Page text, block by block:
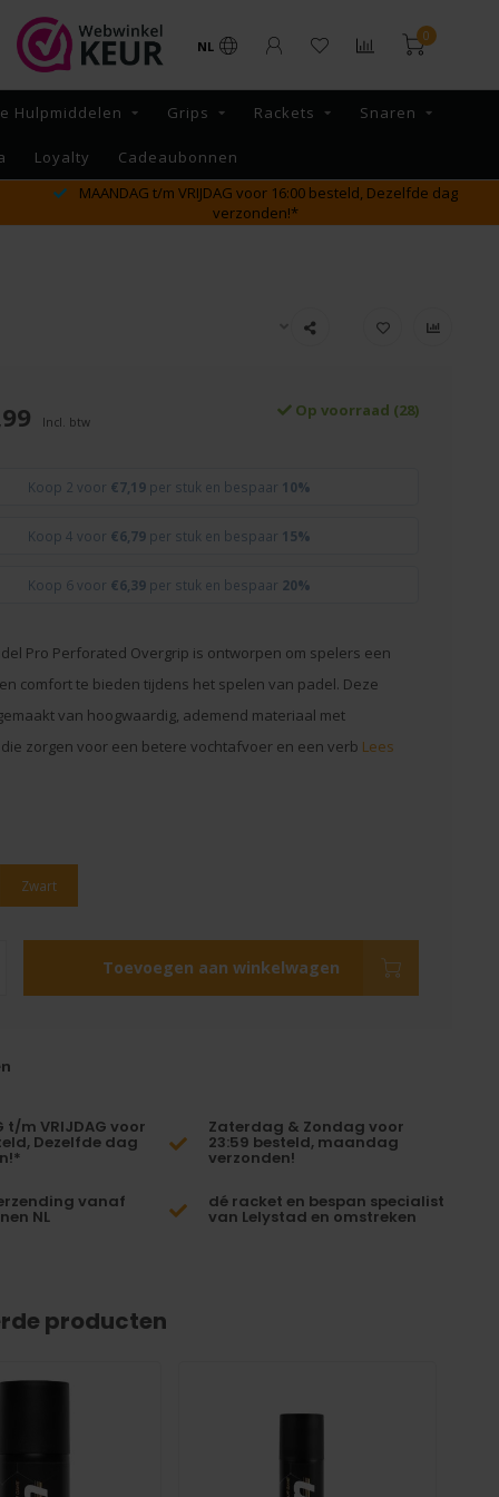
NL
0
Hulpmiddelen Grips Rackets Snaren
Loyalty Cadeaubonnen
GRATIS verzending vanaf €65,- binnen NL
Incl. btw
Op voorraad (28)
Koop 2 voor €7,19 per stuk en bespaar 10%
Koop 4 voor €6,79 per stuk en bespaar 15%
Koop 6 voor €6,39 per stuk en bespaar 20%
Pro Perforated Overgrip is ontworpen om spelers een
comfort te bieden tijdens het spelen van padel. Deze
van hoogwaardig, ademend materiaal met
zorgen voor een betere vochtafvoer en een verb Lees
Zwart
Toevoegen aan winkelwagen
t/m VRIJDAG voor
Dezelfde dag
Zaterdag & Zondag voor
23:59 besteld, maandag
verzonden!
vanaf
NL
dé racket en bespan specialist
van Lelystad en omstreken
producten